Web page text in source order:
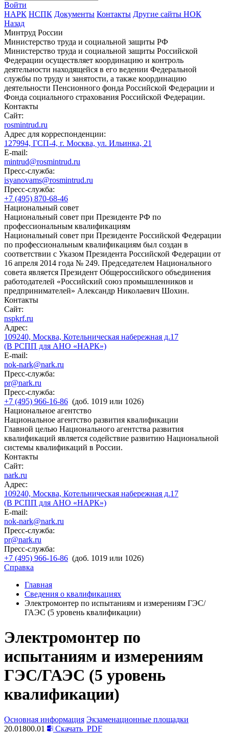
Войти
НАРК НСПК Документы Контакты Другие сайты НОК
Назад
Минтруд России
Министерство труда и социальной защиты РФ
Министерство труда и социальной защиты Российской
Федерации осуществляет координацию и контроль
деятельности находящейся в его ведении Федеральной
службы по труду и занятости, а также координацию
деятельности Пенсионного фонда Российской Федерации и
Фонда социального страхования Российской Федерации.
Контакты
Сайт:
rosmintrud.ru
Адрес для корреспонденции:
127994, ГСП-4, г. Москва, ул. Ильинка, 21
E-mail:
mintrud@rosmintrud.ru
Пресс-служба:
isyanovams@rosmintrud.ru
Пресс-служба:
+7 (495) 870-68-46
Национальный совет
Национальный совет при Президенте РФ по
профессиональным квалификациям
Национальный совет при Президенте Российской Федерации
по профессиональным квалификациям был создан в
соответствии с Указом Президента Российской Федерации от
16 апреля 2014 года № 249. Председателем Национального
совета является Президент Общероссийского объединения
работодателей «Российский союз промышленников и
предпринимателей» Александр Николаевич Шохин.
Контакты
Сайт:
nspkrf.ru
Адрес:
109240, Москва, Котельническая набережная д.17
(В РСПП для АНО «НАРК»)
E-mail:
nok-nark@nark.ru
Пресс-служба:
pr@nark.ru
Пресс-служба:
+7 (495) 966-16-86 (доб. 1019 или 1026)
Национальное агентство
Национальное агентство развития квалификации
Главной целью Национального агентства развития
квалификаций является содействие развитию Национальной
системы квалификаций в России.
Контакты
Сайт:
nark.ru
Адрес:
109240, Москва, Котельническая набережная д.17
(В РСПП для АНО «НАРК»)
E-mail:
nok-nark@nark.ru
Пресс-служба:
pr@nark.ru
Пресс-служба:
+7 (495) 966-16-86 (доб. 1019 или 1026)
Справка
Главная
Сведения о квалификациях
Электромонтер по испытаниям и измерениям ГЭС/
ГАЭС (5 уровень квалификации)
Электромонтер по
испытаниям и измерениям
ГЭС/ГАЭС (5 уровень
квалификации)
Основная информация Экзаменационные площадки
20.01800.01
Скачать PDF